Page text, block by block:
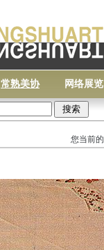
常熟美协 网络展览
您当前